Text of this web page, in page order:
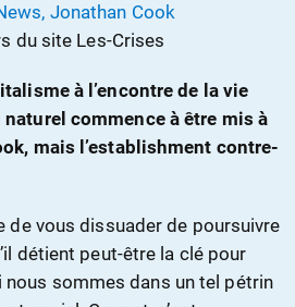
Jonathan Cook
du site Les-Crises
à l’encontre de la vie
commence à être mis à
mais l’establishment contre-
de vous dissuader de poursuivre
détient peut-être la clé pour
sommes dans un tel pétrin